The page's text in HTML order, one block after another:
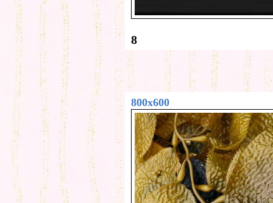
8
800x600